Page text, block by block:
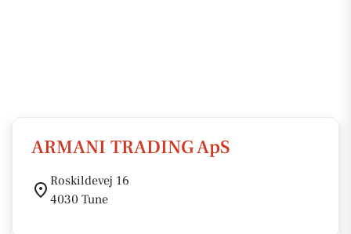
ARMANI TRADING ApS
Roskildevej 16
4030 Tune